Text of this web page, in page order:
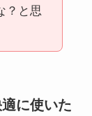
？と思
に使いた